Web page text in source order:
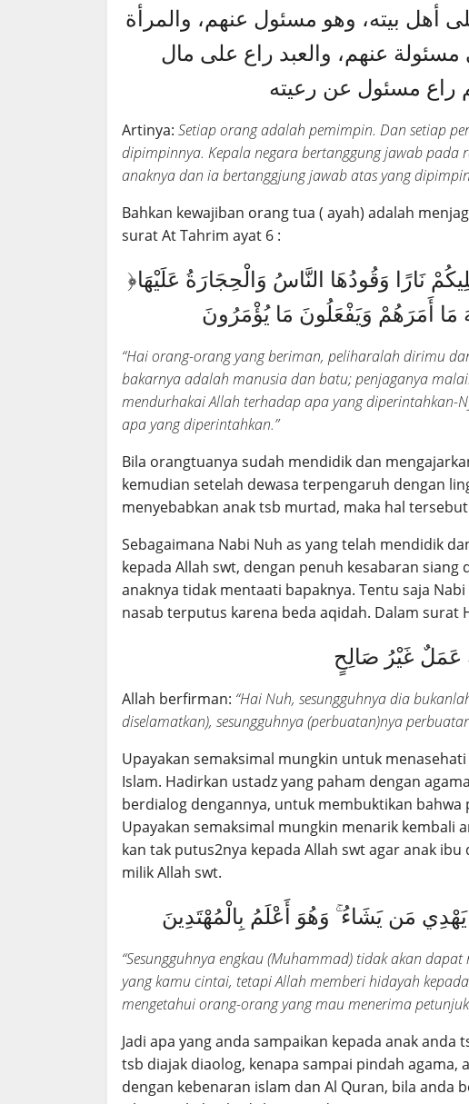
أهل بيته، وهو مسئول عنهم، والمرأة
عنهم، والعبد راع على مال
راع مسئول عن رعيته
Artinya: Setiap orang adalah pemimpin. Dan setiap
dipimpinnya. Kepala negara bertanggung jawab
anaknya dan ia bertanggjung jawab atas yang
Bahkan kewajiban orang tua ( ayah) adalah
surat At Tahrim ayat 6 :
﴿يَاأَيُّهَا الَّذِينَ آمَنُوا قُوا أَنْفُسَكُمْ وَأَهْلِيكُمْ نَارًا وَقُودُهَا النَّاسُ وَالْحِجَارَةُ عَلَيْهَا
“Hai orang-orang yang beriman, peliharalah dirimu
bakarnya adalah manusia dan batu; penjaganya
mendurhakai Allah terhadap apa yang diperintahkan-
apa yang diperintahkan.”
Bila orangtuanya sudah mendidik dan
kemudian setelah dewasa terpengaruh dengan
menyebabkan anak tsb murtad, maka hal
Sebagaimana Nabi Nuh as yang telah mendidik
kepada Allah swt, dengan penuh kesabaran
anaknya tidak mentaati bapaknya. Tentu saja
nasab terputus karena beda aqidah. Dalam surat
Allah berfirman: “Hai Nuh, sesungguhnya dia
diselamatkan), sesungguhnya (perbuatan)nya
Upayakan semaksimal mungkin untuk
Islam. Hadirkan ustadz yang paham dengan
berdialog dengannya, untuk membuktikan bahwa
Upayakan semaksimal mungkin menarik kembali
kan tak putus2nya kepada Allah swt agar anak
milik Allah swt.
مَن يَشَاءُ ۚ وَهُوَ أَعْلَمُ بِالْمُهْتَدِينَ
“Sesungguhnya engkau (Muhammad) tidak akan
yang kamu cintai, tetapi Allah memberi hidayah
mengetahui orang-orang yang mau menerima
Jadi apa yang anda sampaikan kepada anak
tsb diajak diaolog, kenapa sampai pindah agama,
dengan kebenaran islam dan Al Quran, bila anda